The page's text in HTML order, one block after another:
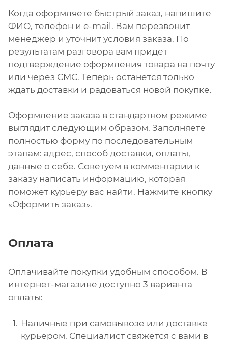
Когда оформляете быстрый заказ, напишите
ФИО, телефон и e-mail. Вам перезвонит
менеджер и уточнит условия заказа. По
результатам разговора вам придет
подтверждение оформления товара на почту
или через СМС. Теперь останется только
ждать доставки и радоваться новой покупке.
Оформление заказа в стандартном режиме
выглядит следующим образом. Заполняете
полностью форму по последовательным
этапам: адрес, способ доставки, оплаты,
данные о себе. Советуем в комментарии к
заказу написать информацию, которая
поможет курьеру вас найти. Нажмите кнопку
«Оформить заказ».
Оплата
Оплачивайте покупки удобным способом. В
интернет-магазине доступно 3 варианта
оплаты:
Наличные при самовывозе или доставке
курьером. Специалист свяжется с вами в